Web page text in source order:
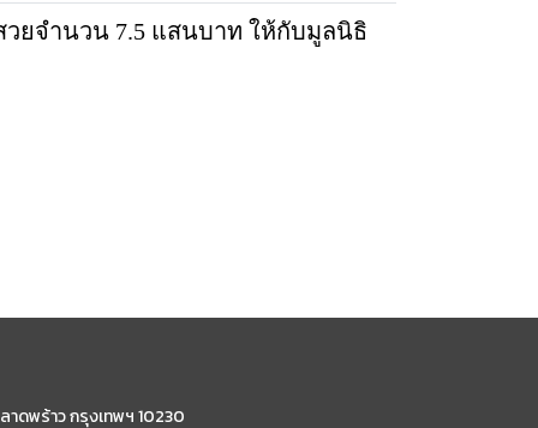
วยจำนวน 7.5 แสนบาท ให้กับมูลนิธิ
าดพร้าว กรุงเทพฯ 10230